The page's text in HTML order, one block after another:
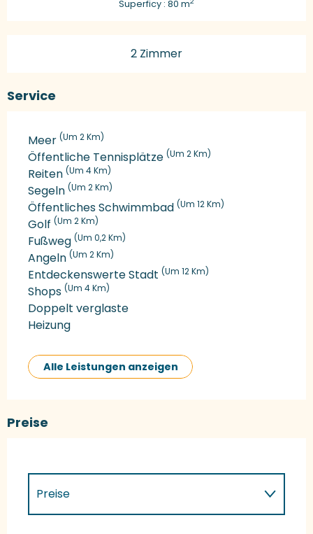
Superficy : 80 m
2 Zimmer
Service
Meer (Um 2 Km)
Öffentliche Tennisplätze (Um 2 Km)
Reiten (Um 4 Km)
Segeln (Um 2 Km)
Öffentliches Schwimmbad (Um 12 Km)
Golf (Um 2 Km)
Fußweg (Um 0,2 Km)
Angeln (Um 2 Km)
Entdeckenswerte Stadt (Um 12 Km)
Shops (Um 4 Km)
Doppelt verglaste
Heizung
Alle Leistungen anzeigen
Preise
Preise